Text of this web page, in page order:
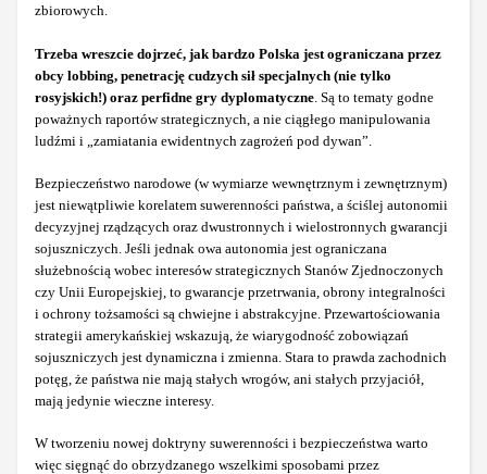
zbiorowych.
Trzeba wreszcie dojrzeć, jak bardzo Polska jest ograniczana przez
obcy lobbing, penetrację cudzych sił specjalnych (nie tylko
rosyjskich!) oraz perfidne gry dyplomatyczne . Są to tematy godne
poważnych raportów strategicznych, a nie ciągłego manipulowania
ludźmi i „zamiatania ewidentnych zagrożeń pod dywan”.
Bezpieczeństwo narodowe (w wymiarze wewnętrznym i zewnętrznym)
jest niewątpliwie korelatem suwerenności państwa, a ściślej autonomii
decyzyjnej rządzących oraz dwustronnych i wielostronnych gwarancji
sojuszniczych. Jeśli jednak owa autonomia jest ograniczana
służebnością wobec interesów strategicznych Stanów Zjednoczonych
czy Unii Europejskiej, to gwarancje przetrwania, obrony integralności
i ochrony tożsamości są chwiejne i abstrakcyjne. Przewartościowania
strategii amerykańskiej wskazują, że wiarygodność zobowiązań
sojuszniczych jest dynamiczna i zmienna. Stara to prawda zachodnich
potęg, że państwa nie mają stałych wrogów, ani stałych przyjaciół,
mają jedynie wieczne interesy.
W tworzeniu nowej doktryny suwerenności i bezpieczeństwa warto
więc sięgnąć do obrzydzanego wszelkimi sposobami przez